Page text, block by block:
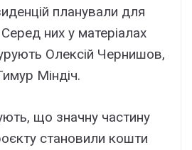
планували для
них у матеріалах
Олексій Чернишов,
Міндіч.
що значну частину
становили кошти